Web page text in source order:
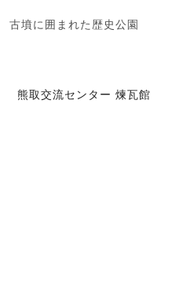
古墳に囲まれた歴史公園
熊取交流センター 煉瓦館